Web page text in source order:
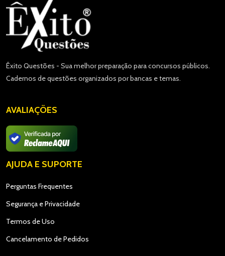
Êxito Questões - Sua melhor preparação para concursos públicos.
Cadernos de questões organizados por bancas e temas.
AVALIAÇÕES
AJUDA E SUPORTE
Perguntas Frequentes
Segurança e Privacidade
Termos de Uso
Cancelamento de Pedidos